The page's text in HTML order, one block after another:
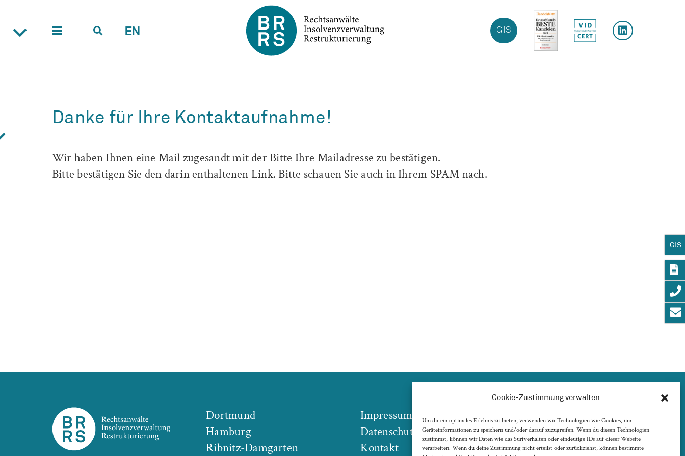
Cookie-Zustimmung verwalten
Um dir ein optimales Erlebnis zu bieten, verwenden wir Technologien wie Cookies, um
Geräteinformationen zu speichern und/oder darauf zuzugreifen. Wenn du diesen Technologien
zustimmst, können wir Daten wie das Surfverhalten oder eindeutige IDs auf dieser Website
verarbeiten. Wenn du deine Zustimmung nicht erteilst oder zurückziehst, können bestimmte
EN GIS
Danke für Ihre Kontaktaufnahme!
Wir haben Ihnen eine Mail zugesandt mit der Bitte Ihre Mailadresse zu bestätigen.
Bitte bestätigen Sie den darin enthaltenen Link. Bitte schauen Sie auch in Ihrem SPAM nach.
Dortmund
Hamburg
Ribnitz-Damgarten
Impressum
Datenschutz
Kontakt
GIS